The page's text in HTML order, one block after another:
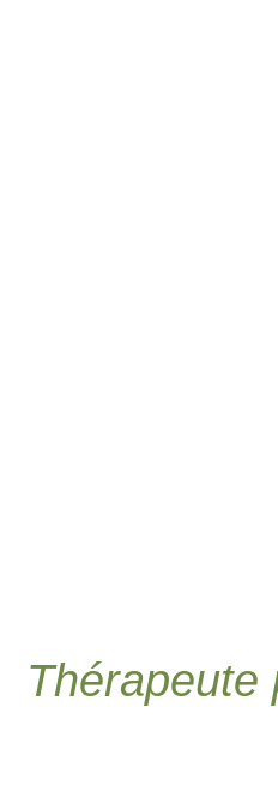
Thérapeute